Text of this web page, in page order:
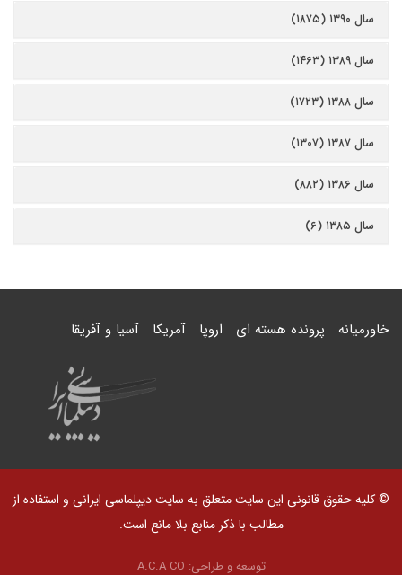
سال ۱۳۹۰ (۱۸۷۵)
سال ۱۳۸۹ (۱۴۶۳)
سال ۱۳۸۸ (۱۷۲۳)
سال ۱۳۸۷ (۱۳۰۷)
سال ۱۳۸۶ (۸۸۲)
سال ۱۳۸۵ (۶)
خاورمیانه پرونده هسته ای اروپا آمریکا آسیا و آفریقا
© کلیه حقوق قانونی این سایت متعلق به سایت دیپلماسی ایرانی و استفاده از
مطالب با ذکر منابع بلا مانع است.
توسعه و طراحی: A.C.A CO